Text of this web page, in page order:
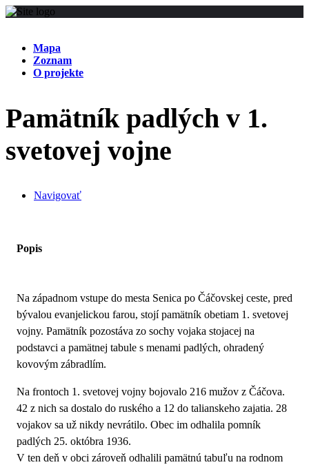
Mapa
Zoznam
O projekte
Pamätník padlých v 1.
svetovej vojne
Navigovať
Popis
Na západnom vstupe do mesta Senica po Čáčovskej ceste, pred
bývalou evanjelickou farou, stojí pamätník obetiam 1. svetovej
vojny. Pamätník pozostáva zo sochy vojaka stojacej na
podstavci a pamätnej tabule s menami padlých, ohradený
kovovým zábradlím.
Na frontoch 1. svetovej vojny bojovalo 216 mužov z Čáčova.
42 z nich sa dostalo do ruského a 12 do talianskeho zajatia. 28
vojakov sa už nikdy nevrátilo. Obec im odhalila pomník
padlých 25. októbra 1936.
V ten deň v obci zároveň odhalili pamätnú tabuľu na rodnom